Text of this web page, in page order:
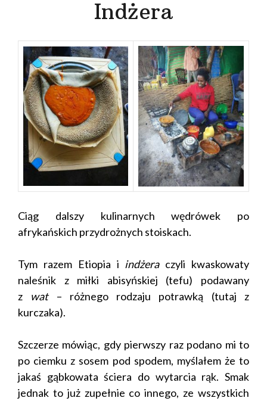
Indżera
Ciąg dalszy kulinarnych wędrówek po
afrykańskich przydrożnych stoiskach.
Tym razem Etiopia i indżeraczyli kwaskowaty
naleśnik z miłki abisyńskiej (tefu) podawany
z wat– różnego rodzaju potrawką (tutaj z
kurczaka).
Szczerze mówiąc, gdy pierwszy raz podano mi to
po ciemku z sosem pod spodem, myślałem że to
jakaś gąbkowata ściera do wytarcia rąk. Smak
jednak to już zupełnie co innego, ze wszystkich